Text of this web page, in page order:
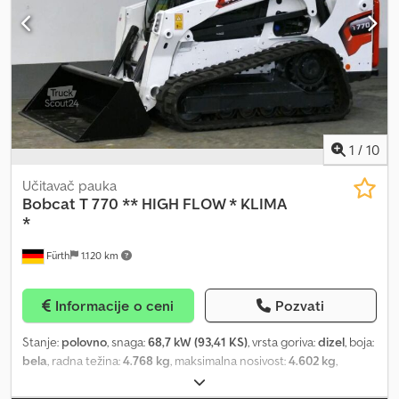
Sposobnost savladavanja nagiba 60 % - Ugao upravljanja ± 28
stepeni - Ugao njihanja ±15 stepeni - Unutrašnji radijus okretanja
2.970 mm - Linijsko opterećenje valjka 20,6 kg/cm - Anti-slip
sistem - Elektronski upravljan hidrostatički direktni pogon -
Hidrostatički upravljački sistem sa dva upravljačka cilindra
1 / 10
Fürth 1.120 km
Učitavač pauka
Bobcat T 770 ** HIGH FLOW * KLIMA
*
Informacije o ceni Pozvati
Stanje: polovno, snaga:68,7 kW (93,41 KS), vrsta goriva:dizel, boja:
bela, radna težina:4.768 kg, maksimalna nosivost:4.602 kg,
, visina dizanja: